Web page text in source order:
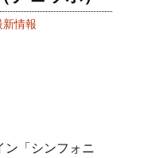
新情報
ン「シンフォニ